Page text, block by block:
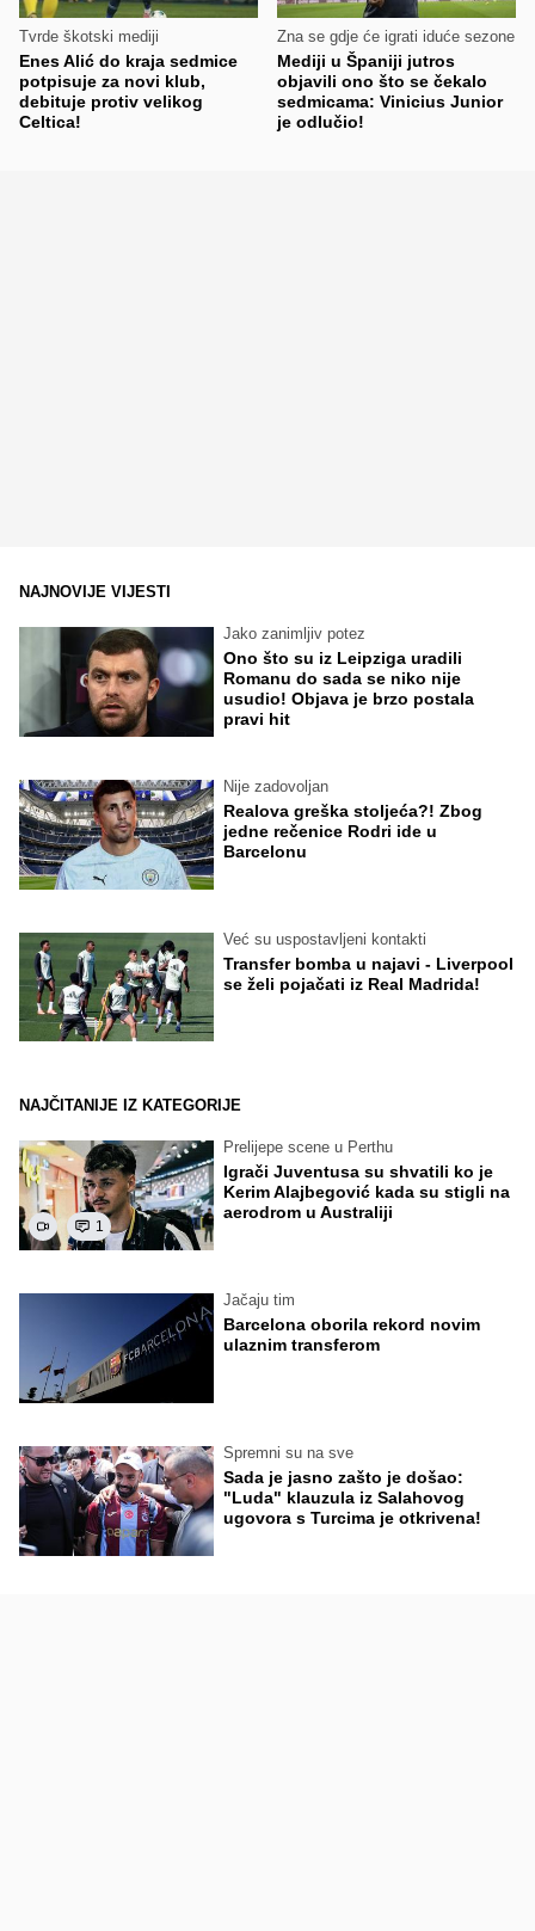
Tvrde škotski mediji
Enes Alić do kraja sedmice
potpisuje za novi klub,
debituje protiv velikog
Celtica!
Zna se gdje će igrati iduće sezone
Mediji u Španiji jutros
objavili ono što se čekalo
sedmicama: Vinicius Junior
je odlučio!
NAJNOVIJE VIJESTI
Jako zanimljiv potez
Ono što su iz Leipziga uradili
Romanu do sada se niko nije
usudio! Objava je brzo postala
pravi hit
Nije zadovoljan
Realova greška stoljeća?! Zbog
jedne rečenice Rodri ide u
Barcelonu
Već su uspostavljeni kontakti
Transfer bomba u najavi - Liverpool
se želi pojačati iz Real Madrida!
NAJČITANIJE IZ KATEGORIJE
1
Prelijepe scene u Perthu
Igrači Juventusa su shvatili ko je
Kerim Alajbegović kada su stigli na
aerodrom u Australiji
Jačaju tim
Barcelona oborila rekord novim
ulaznim transferom
Spremni su na sve
Sada je jasno zašto je došao:
"Luda" klauzula iz Salahovog
ugovora s Turcima je otkrivena!